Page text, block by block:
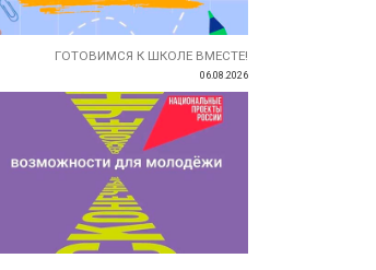
ГОТОВИМСЯ К ШКОЛЕ ВМЕСТЕ!
06.08.2026